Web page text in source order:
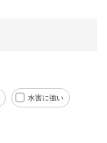
水害に強い